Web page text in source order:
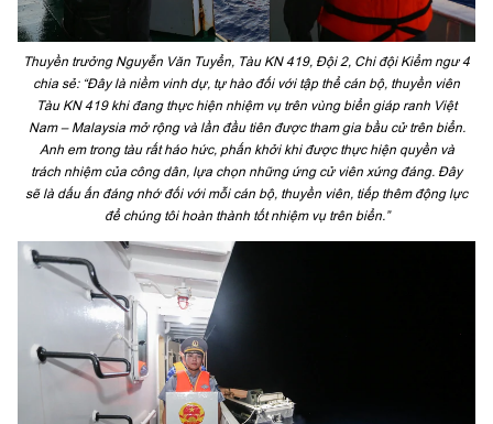
Thuyền trưởng Nguyễn Văn Tuyển, Tàu KN 419, Đội 2, Chi đội Kiểm ngư 4
chia sẻ: “Đây là niềm vinh dự, tự hào đối với tập thể cán bộ, thuyền viên
Tàu KN 419 khi đang thực hiện nhiệm vụ trên vùng biển giáp ranh Việt
Nam – Malaysia mở rộng và lần đầu tiên được tham gia bầu cử trên biển.
Anh em trong tàu rất háo hức, phấn khởi khi được thực hiện quyền và
trách nhiệm của công dân, lựa chọn những ứng cử viên xứng đáng. Đây
sẽ là dấu ấn đáng nhớ đối với mỗi cán bộ, thuyền viên, tiếp thêm động lực
để chúng tôi hoàn thành tốt nhiệm vụ trên biển.”